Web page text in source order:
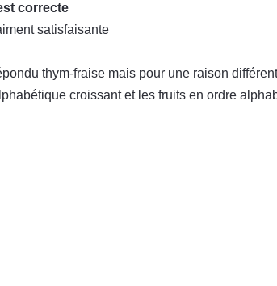
correcte
satisfaisante
thym-fraise mais pour une raison
croissant et les fruits en ordre